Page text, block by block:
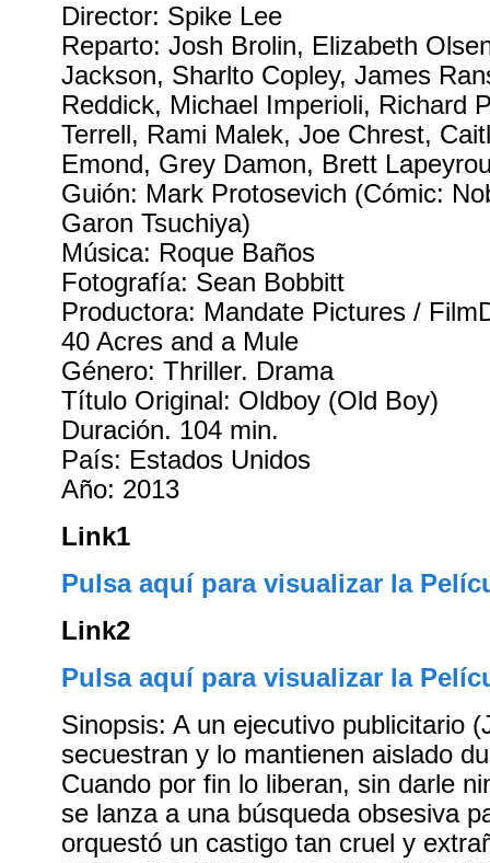
Director: Spike Lee
Reparto: Josh Brolin, Elizabeth
Jackson, Sharlto Copley, James
Reddick, Michael Imperioli, Richard
Terrell, Rami Malek, Joe Chrest,
Emond, Grey Damon, Brett
Guión: Mark Protosevich (Cómic:
Garon Tsuchiya)
Música: Roque Baños
Fotografía: Sean Bobbitt
Productora: Mandate Pictures /
40 Acres and a Mule
Género: Thriller. Drama
Título Original: Oldboy (Old Boy)
Duración. 104 min.
País: Estados Unidos
Año: 2013
Link1
Pulsa aquí para visualizar la
Link2
Pulsa aquí para visualizar la
Sinopsis: A un ejecutivo publicitario
secuestran y lo mantienen aislado
Cuando por fin lo liberan, sin darle
se lanza a una búsqueda obsesiva
orquestó un castigo tan cruel y